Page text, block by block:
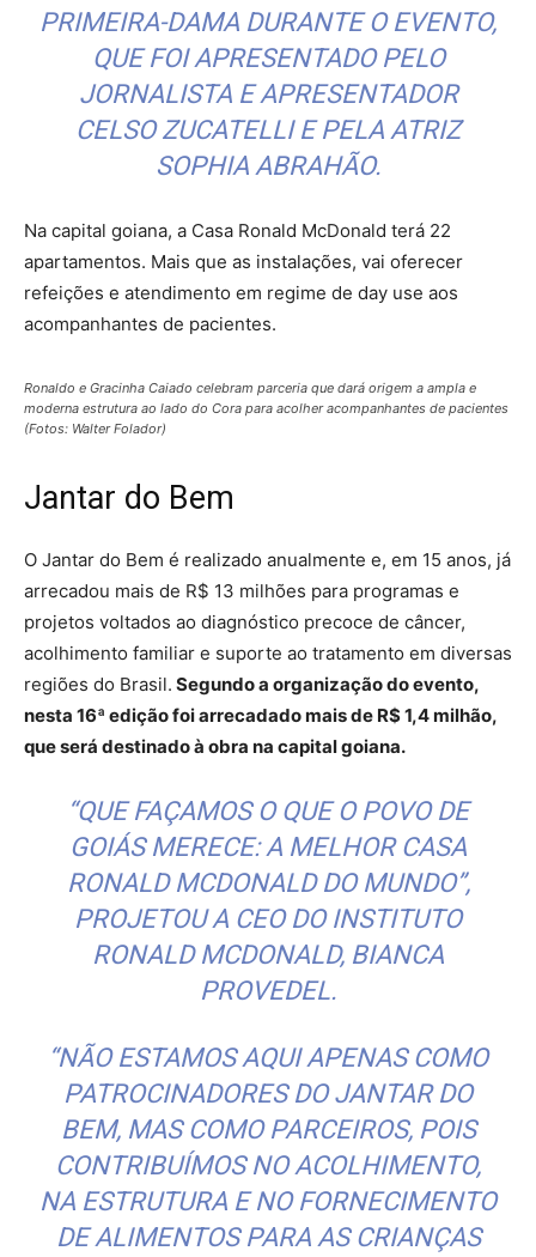
PRIMEIRA-DAMA DURANTE O EVENTO,
QUE FOI APRESENTADO PELO
JORNALISTA E APRESENTADOR
CELSO ZUCATELLI E PELA ATRIZ
SOPHIA ABRAHÃO.
Na capital goiana, a Casa Ronald McDonald terá 22
apartamentos. Mais que as instalações, vai oferecer
refeições e atendimento em regime de day use aos
acompanhantes de pacientes.
Ronaldo e Gracinha Caiado celebram parceria que dará origem a ampla e
moderna estrutura ao lado do Cora para acolher acompanhantes de pacientes
(Fotos: Walter Folador)
Jantar do Bem
O Jantar do Bem é realizado anualmente e, em 15 anos, já
arrecadou mais de R$ 13 milhões para programas e
projetos voltados ao diagnóstico precoce de câncer,
acolhimento familiar e suporte ao tratamento em diversas
regiões do Brasil. Segundo a organização do evento,
nesta 16ª edição foi arrecadado mais de R$ 1,4 milhão,
que será destinado à obra na capital goiana.
“QUE FAÇAMOS O QUE O POVO DE
GOIÁS MERECE: A MELHOR CASA
RONALD MCDONALD DO MUNDO”,
PROJETOU A CEO DO INSTITUTO
RONALD MCDONALD, BIANCA
PROVEDEL.
“NÃO ESTAMOS AQUI APENAS COMO
PATROCINADORES DO JANTAR DO
BEM, MAS COMO PARCEIROS, POIS
CONTRIBUÍMOS NO ACOLHIMENTO,
NA ESTRUTURA E NO FORNECIMENTO
DE ALIMENTOS PARA AS CRIANÇAS